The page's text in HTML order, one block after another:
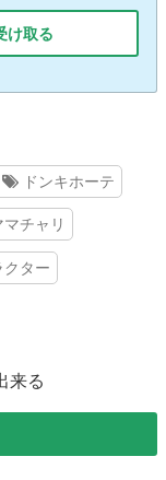
け取る
ドンキホーテ
マチャリ
クター
来る